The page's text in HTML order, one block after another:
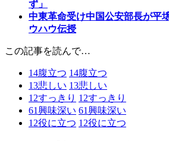
ず」
中東革命受け中国公安部長が平
ウハウ伝授
この記事を読んで…
14腹立つ 14腹立つ
13悲しい 13悲しい
12すっきり 12すっきり
61興味深い 61興味深い
12役に立つ 12役に立つ